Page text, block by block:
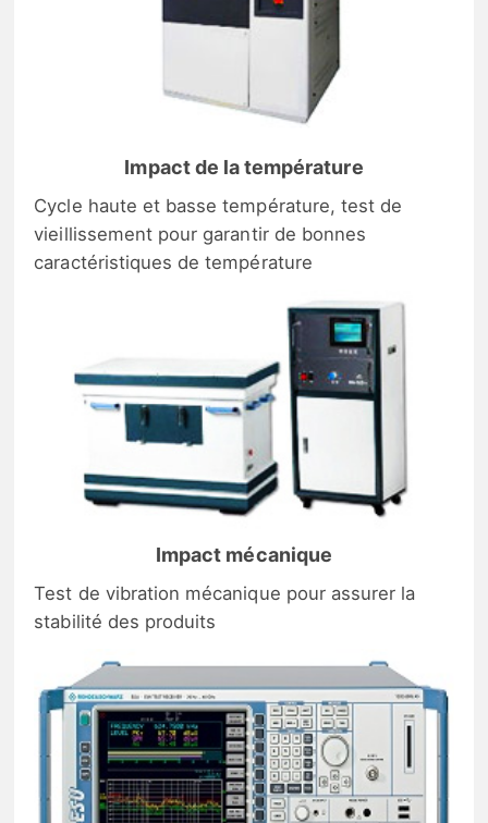
Impact de la température
Cycle haute et basse température, test de
vieillissement pour garantir de bonnes
caractéristiques de température
Impact mécanique
Test de vibration mécanique pour assurer la
stabilité des produits